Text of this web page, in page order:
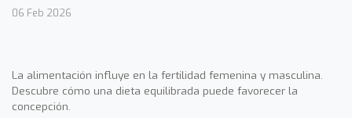
06 Feb 2026
La alimentación influye en la fertilidad femenina y masculina.
Descubre cómo una dieta equilibrada puede favorecer la
concepción.